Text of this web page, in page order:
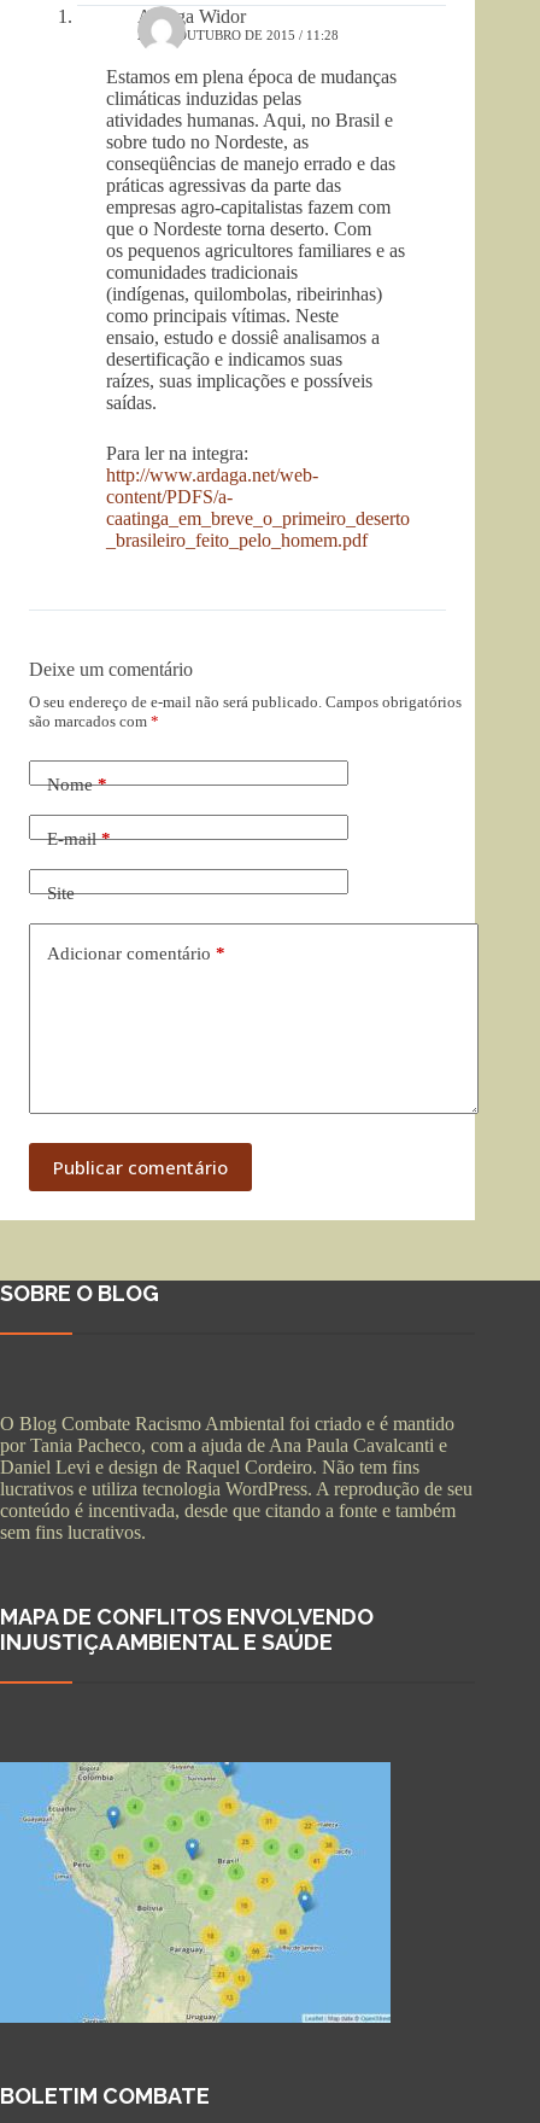
Ardaga Widor
28 DE OUTUBRO DE 2015 / 11:28
Estamos em plena época de mudanças
climáticas induzidas pelas
atividades humanas. Aqui, no Brasil e
sobre tudo no Nordeste, as
conseqüências de manejo errado e das
práticas agressivas da parte das
empresas agro-capitalistas fazem com
que o Nordeste torna deserto. Com
os pequenos agricultores familiares e as
comunidades tradicionais
(indígenas, quilombolas, ribeirinhas)
como principais vítimas. Neste
ensaio, estudo e dossiê analisamos a
desertificação e indicamos suas
raízes, suas implicações e possíveis
saídas.
Para ler na integra:
http://www.ardaga.net/web-
content/PDFS/a-
caatinga_em_breve_o_primeiro_deserto
_brasileiro_feito_pelo_homem.pdf
Deixe um comentário
O seu endereço de e-mail não será publicado. Campos obrigatórios
são marcados com *
Nome*
E-mail*
Site
Adicionar comentário *
Publicar comentário
SOBRE O BLOG
O Blog Combate Racismo Ambiental foi criado e é mantido
por Tania Pacheco, com a ajuda de Ana Paula Cavalcanti e
Daniel Levi e design de Raquel Cordeiro. Não tem fins
lucrativos e utiliza tecnologia WordPress. A reprodução de seu
conteúdo é incentivada, desde que citando a fonte e também
sem fins lucrativos.
MAPA DE CONFLITOS ENVOLVENDO
INJUSTIÇA AMBIENTAL E SAÚDE
BOLETIM COMBATE